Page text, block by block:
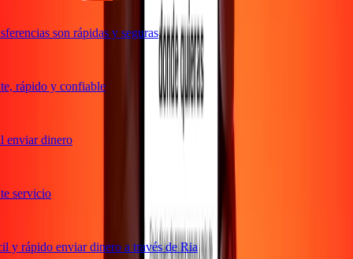
son rápidas y seguras
rápido y confiable
dinero
servicio
rápido enviar dinero a través de Ria